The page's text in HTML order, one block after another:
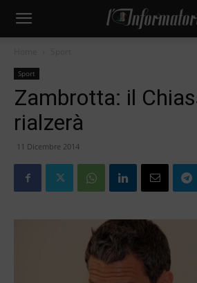
Sport
Zambrotta: il
rialzerà
11 Dicembre 2014